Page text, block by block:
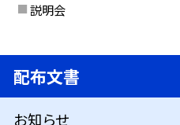
説明会
配布文書
お知らせ